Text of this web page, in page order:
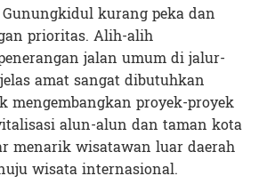
Gunungkidul kurang peka dan
prioritas. Alih-alih
jalan umum di jalur-
amat sangat dibutuhkan
mengembangkan proyek-proyek
alun-alun dan taman kota
menarik wisatawan luar daerah
wisata internasional.